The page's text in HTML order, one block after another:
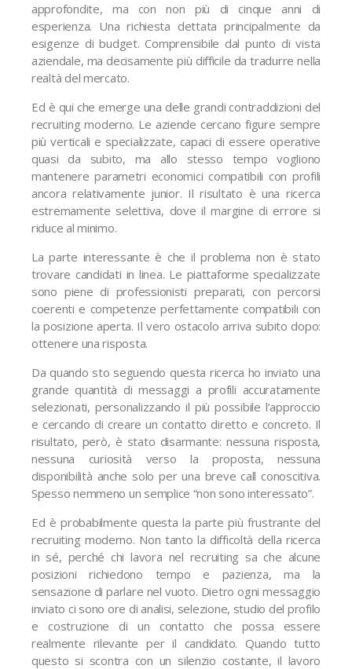
approfondite, ma con non più di cinque anni di
esperienza. Una richiesta dettata principalmente da
esigenze di budget. Comprensibile dal punto di vista
aziendale, ma decisamente più difficile da tradurre nella
realtà del mercato.
Ed è qui che emerge una delle grandi contraddizioni del
recruiting moderno. Le aziende cercano figure sempre
più verticali e specializzate, capaci di essere operative
quasi da subito, ma allo stesso tempo vogliono
mantenere parametri economici compatibili con profili
ancora relativamente junior. Il risultato è una ricerca
estremamente selettiva, dove il margine di errore si
riduce al minimo.
La parte interessante è che il problema non è stato
trovare candidati in linea. Le piattaforme specializzate
sono piene di professionisti preparati, con percorsi
coerenti e competenze perfettamente compatibili con
la posizione aperta. Il vero ostacolo arriva subito dopo:
ottenere una risposta.
Da quando sto seguendo questa ricerca ho inviato una
grande quantità di messaggi a profili accuratamente
selezionati, personalizzando il più possibile l’approccio
e cercando di creare un contatto diretto e concreto. Il
risultato, però, è stato disarmante: nessuna risposta,
nessuna curiosità verso la proposta, nessuna
disponibilità anche solo per una breve call conoscitiva.
Spesso nemmeno un semplice “non sono interessato”.
Ed è probabilmente questa la parte più frustrante del
recruiting moderno. Non tanto la difficoltà della ricerca
in sé, perché chi lavora nel recruiting sa che alcune
posizioni richiedono tempo e pazienza, ma la
sensazione di parlare nel vuoto. Dietro ogni messaggio
inviato ci sono ore di analisi, selezione, studio del profilo
e costruzione di un contatto che possa essere
realmente rilevante per il candidato. Quando tutto
questo si scontra con un silenzio costante, il lavoro